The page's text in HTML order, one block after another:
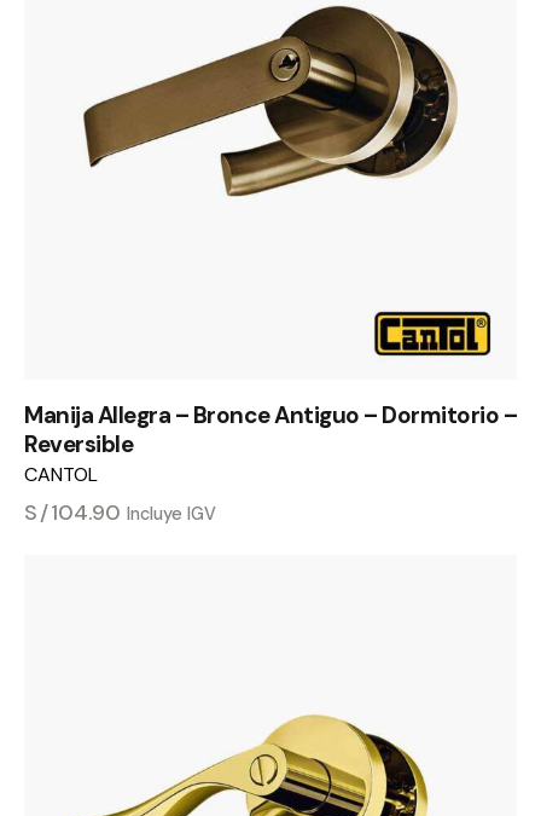
Manija Allegra – Bronce Antiguo – Dormitorio –
Reversible
CANTOL
S/104.90 Incluye IGV